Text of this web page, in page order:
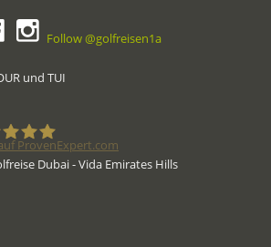
Follow @golfreisen1a
und TUI
ProvenExpert.com
Dubai - Vida Emirates Hills